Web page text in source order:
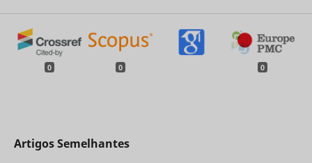
0 0 0
Artigos Semelhantes